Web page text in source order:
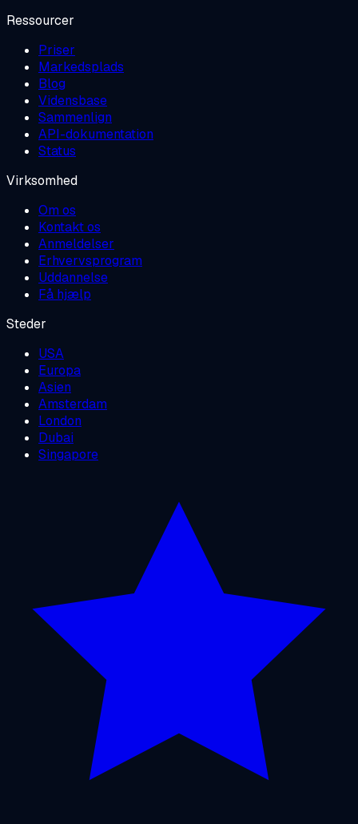
Ressourcer
Priser
Markedsplads
Blog
Vidensbase
Sammenlign
API-dokumentation
Status
Virksomhed
Om os
Kontakt os
Anmeldelser
Erhvervsprogram
Uddannelse
Få hjælp
Steder
USA
Europa
Asien
Amsterdam
London
Dubai
Singapore